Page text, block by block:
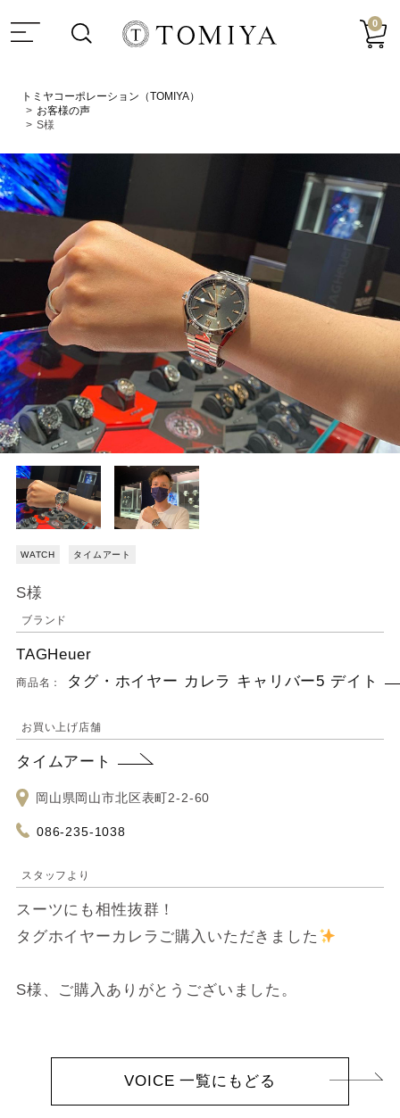
0
トミヤコーポレーション（TOMIYA）
お客様の声
S様
WATCH タイムアート
S様
ブランド
TAGHeuer
商品名： タグ・ホイヤー カレラ キャリバー5 デイト
お買い上げ店舗
タイムアート
岡山県岡山市北区表町2-2-60
086-235-1038
スタッフより
スーツにも相性抜群！
タグホイヤーカレラご購入いただきました
S様、ご購入ありがとうございました。
VOICE 一覧にもどる